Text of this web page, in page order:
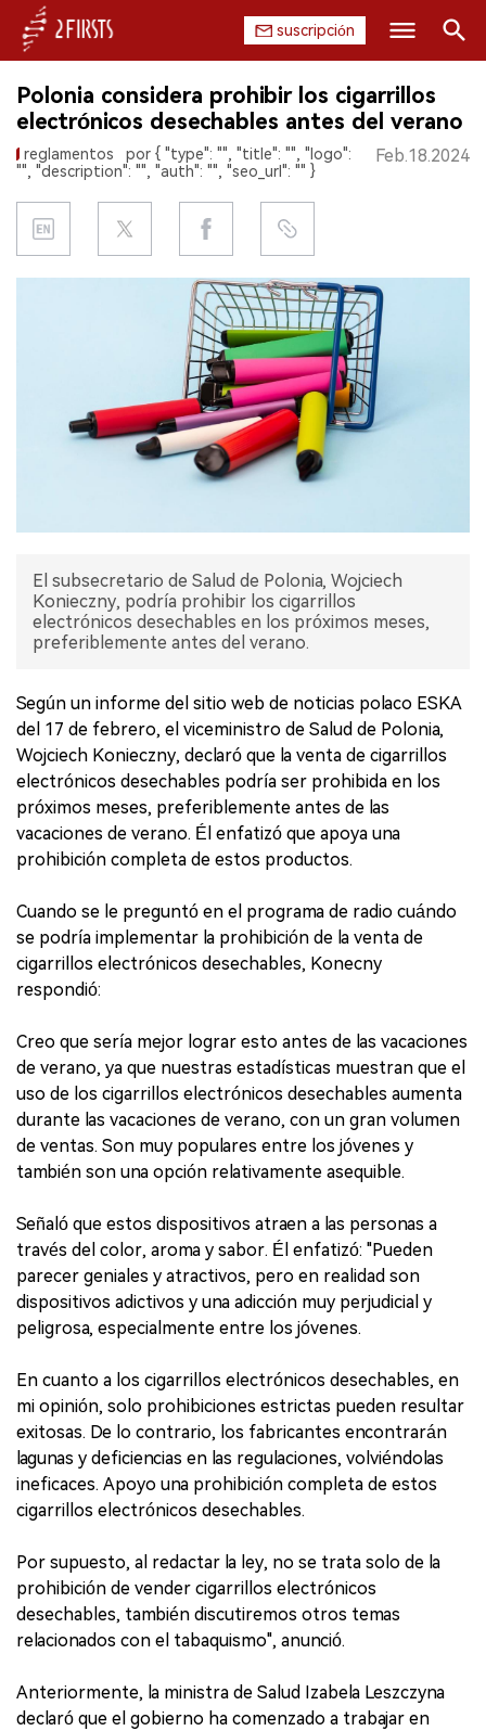
suscripción
INICIO
EMPRESA
PRODUCTO
EXPOSICIÓN
Buscar
Polonia considera prohibir los cigarrillos
electrónicos desechables antes del verano
reglamentos
por { "type": "", "title": "", "logo":
"", "description": "", "auth": "", "seo_url": "" }
Feb.18.2024
El subsecretario de Salud de Polonia, Wojciech
Konieczny, podría prohibir los cigarrillos
electrónicos desechables en los próximos meses,
preferiblemente antes del verano.
Según un informe del sitio web de noticias polaco ESKA
del 17 de febrero, el viceministro de Salud de Polonia,
Wojciech Konieczny, declaró que la venta de cigarrillos
electrónicos desechables podría ser prohibida en los
próximos meses, preferiblemente antes de las
vacaciones de verano. Él enfatizó que apoya una
prohibición completa de estos productos.
Cuando se le preguntó en el programa de radio cuándo
se podría implementar la prohibición de la venta de
cigarrillos electrónicos desechables, Konecny
respondió:
Creo que sería mejor lograr esto antes de las vacaciones
de verano, ya que nuestras estadísticas muestran que el
uso de los cigarrillos electrónicos desechables aumenta
durante las vacaciones de verano, con un gran volumen
de ventas. Son muy populares entre los jóvenes y
también son una opción relativamente asequible.
Señaló que estos dispositivos atraen a las personas a
través del color, aroma y sabor. Él enfatizó: "Pueden
parecer geniales y atractivos, pero en realidad son
dispositivos adictivos y una adicción muy perjudicial y
peligrosa, especialmente entre los jóvenes.
En cuanto a los cigarrillos electrónicos desechables, en
mi opinión, solo prohibiciones estrictas pueden resultar
exitosas. De lo contrario, los fabricantes encontrarán
lagunas y deficiencias en las regulaciones, volviéndolas
ineficaces. Apoyo una prohibición completa de estos
cigarrillos electrónicos desechables.
Por supuesto, al redactar la ley, no se trata solo de la
prohibición de vender cigarrillos electrónicos
desechables, también discutiremos otros temas
relacionados con el tabaquismo", anunció.
Anteriormente, la ministra de Salud Izabela Leszczyna
declaró que el gobierno ha comenzado a trabajar en